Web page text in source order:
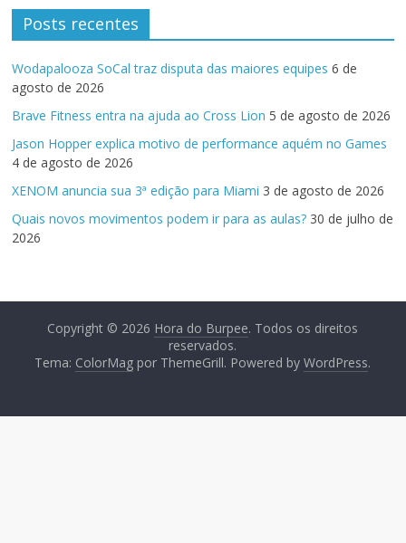
Posts recentes
Wodapalooza SoCal traz disputa das maiores equipes 6 de
agosto de 2026
Brave Fitness entra na ajuda ao Cross Lion 5 de agosto de 2026
Jason Hopper explica motivo de performance aquém no Games
4 de agosto de 2026
XENOM anuncia sua 3ª edição para Miami 3 de agosto de 2026
Quais novos movimentos podem ir para as aulas? 30 de julho de
2026
Copyright © 2026 Hora do Burpee. Todos os direitos
reservados.
Tema: ColorMag por ThemeGrill. Powered byWordPress.